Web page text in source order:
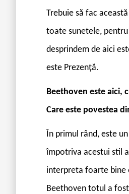
Trebuie să fac
toate sunetele,
desprindem de aici
este Prezență.
Beethoven este aici,
Care este povestea
În primul rând, este
împotriva acestui stil
interpreta foarte bine
Beethoven totul a